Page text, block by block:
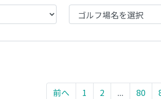
前へ 1 2 ... 80